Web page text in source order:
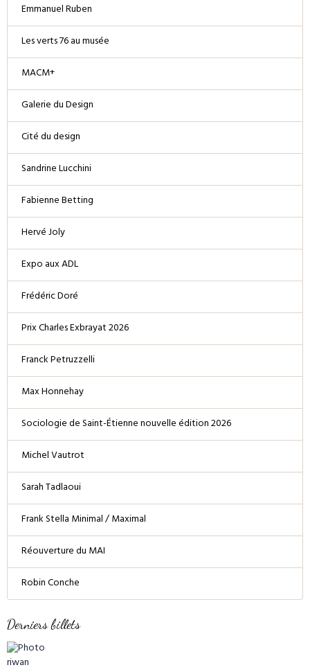
Emmanuel Ruben
Les verts 76 au musée
MACM+
Galerie du Design
Cité du design
Sandrine Lucchini
Fabienne Betting
Hervé Joly
Expo aux ADL
Frédéric Doré
Prix Charles Exbrayat 2026
Franck Petruzzelli
Max Honnehay
Sociologie de Saint-Étienne nouvelle édition 2026
Michel Vautrot
Sarah Tadlaoui
Frank Stella Minimal / Maximal
Réouverture du MAI
Robin Conche
Derniers billets